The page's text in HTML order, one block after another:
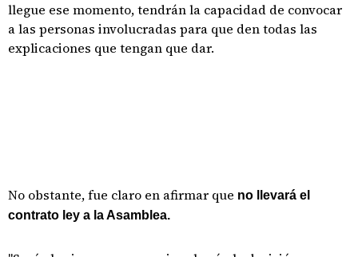
llegue ese momento, tendrán la capacidad de convocar
a las personas involucradas para que den todas las
explicaciones que tengan que dar.
No obstante, fue claro en afirmar que no llevará el
contrato ley a la Asamblea.